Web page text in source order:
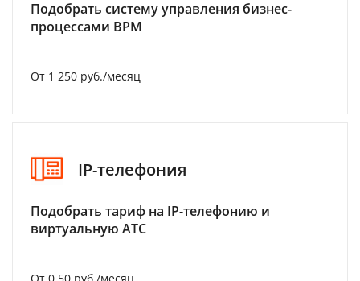
Подобрать систему управления бизнес-
процессами BPM
От 1 250 руб./месяц
IP-телефония
Подобрать тариф на IP-телефонию и
виртуальную АТС